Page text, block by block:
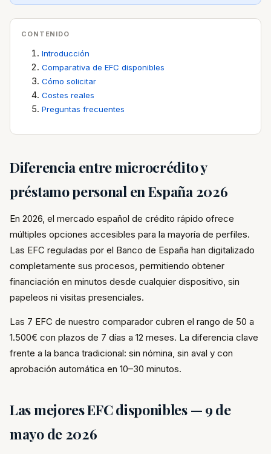
CONTENIDO
Introducción
Comparativa de EFC disponibles
Cómo solicitar
Costes reales
Preguntas frecuentes
Diferencia entre microcrédito y
préstamo personal en España 2026
En 2026, el mercado español de crédito rápido ofrece
múltiples opciones accesibles para la mayoría de perfiles.
Las EFC reguladas por el Banco de España han digitalizado
completamente sus procesos, permitiendo obtener
financiación en minutos desde cualquier dispositivo, sin
papeleos ni visitas presenciales.
Las 7 EFC de nuestro comparador cubren el rango de 50 a
1.500€ con plazos de 7 días a 12 meses. La diferencia clave
frente a la banca tradicional: sin nómina, sin aval y con
aprobación automática en 10–30 minutos.
Las mejores EFC disponibles — 9 de
mayo de 2026